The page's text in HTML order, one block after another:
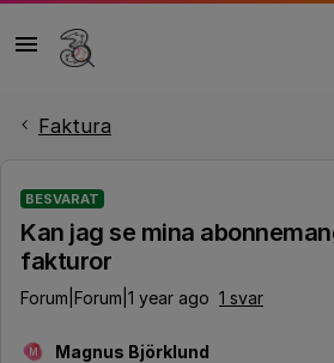
Faktura
BESVARAT
Kan jag se mina
fakturor
Forum|Forum|1 year ago 1 svar
M Magnus Björklund